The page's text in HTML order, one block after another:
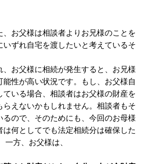
、お父様は相談者よりお兄様のことを
いずれ自宅を渡したいと考えているそ
、お父様に相続が発生すると、お兄様
能性が高い状況です。もし、お父様自
ている場合、相談者はお父様の財産を
らえないかもしれません。相談者もそ
るので、そのためにも、今回のお母様
は何としてでも法定相続分は確保した
一方、お父様は、